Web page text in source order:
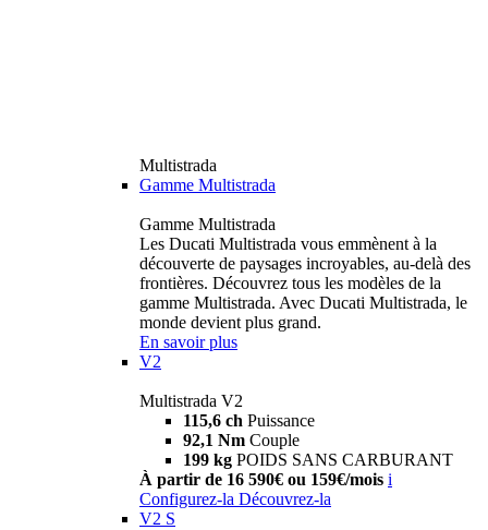
Multistrada
Gamme Multistrada
Gamme Multistrada
Les Ducati Multistrada vous emmènent à la
découverte de paysages incroyables, au-delà des
frontières. Découvrez tous les modèles de la
gamme Multistrada. Avec Ducati Multistrada, le
monde devient plus grand.
En savoir plus
V2
Multistrada V2
115,6 ch Puissance
92,1 Nm Couple
199 kg POIDS SANS CARBURANT
À partir de 16 590€ ou 159€/mois i
Configurez-la Découvrez-la
V2 S